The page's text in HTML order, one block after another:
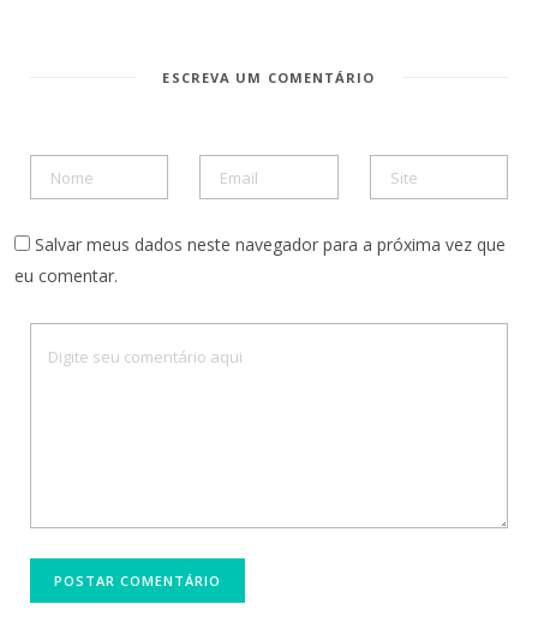
ESCREVA UM COMENTÁRIO
Salvar meus dados neste navegador para a próxima vez que
eu comentar.